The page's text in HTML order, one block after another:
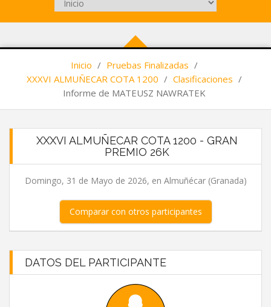
Inicio / Pruebas Finalizadas /
XXXVI ALMUÑECAR COTA 1200 / Clasificaciones /
Informe de MATEUSZ NAWRATEK
XXXVI ALMUÑECAR COTA 1200 - GRAN
PREMIO 26K
Domingo, 31 de Mayo de 2026, en Almuñécar (Granada)
Comparar con otros participantes
DATOS DEL PARTICIPANTE